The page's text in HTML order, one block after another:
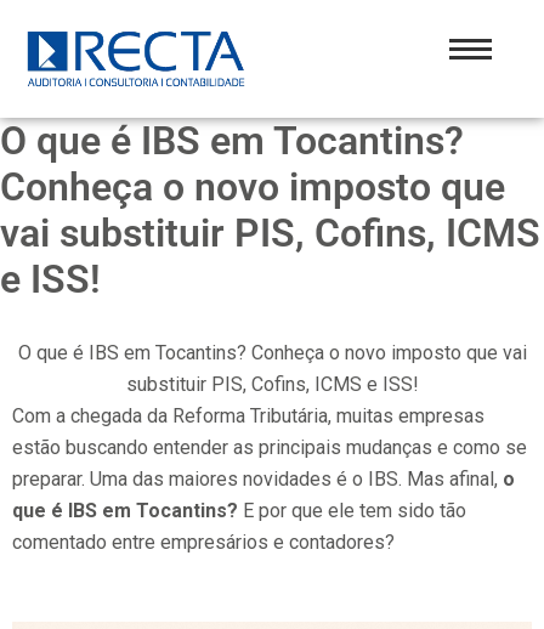
O que é IBS em Tocantins?
Conheça o novo imposto que
vai substituir PIS, Cofins, ICMS
e ISS!
O que é IBS em Tocantins? Conheça o novo imposto que vai
substituir PIS, Cofins, ICMS e ISS!
Com a chegada da Reforma Tributária, muitas empresas
estão buscando entender as principais mudanças e como se
preparar. Uma das maiores novidades é o IBS. Mas afinal, o
que é IBS em Tocantins? E por que ele tem sido tão
comentado entre empresários e contadores?